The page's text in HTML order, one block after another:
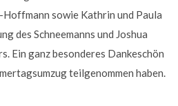
sowie Kathrin und Paula
des Schneemanns und Joshua
Ein ganz besonderes Dankeschön
teilgenommen haben.